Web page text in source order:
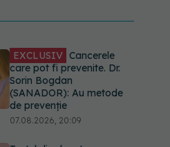
Testul din deget care ar
putea indica riscul pentru 8
boli majore
07.08.2026, 18:34
Dieta care poate crește